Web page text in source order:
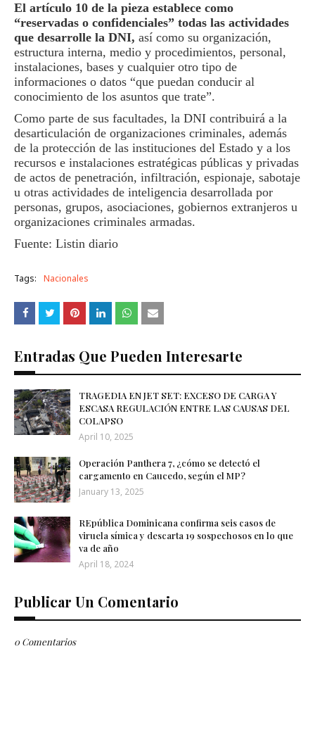
El artículo 10 de la pieza establece como
“reservadas o confidenciales” todas las actividades
que desarrolle la DNI, así como su organización,
estructura interna, medio y procedimientos, personal,
instalaciones, bases y cualquier otro tipo de
informaciones o datos “que puedan conducir al
conocimiento de los asuntos que trate”.
Como parte de sus facultades, la DNI contribuirá a la
desarticulación de organizaciones criminales, además
de la protección de las instituciones del Estado y a los
recursos e instalaciones estratégicas públicas y privadas
de actos de penetración, infiltración, espionaje, sabotaje
u otras actividades de inteligencia desarrollada por
personas, grupos, asociaciones, gobiernos extranjeros u
organizaciones criminales armadas.
Fuente: Listin diario
Tags: Nacionales
Entradas Que Pueden Interesarte
TRAGEDIA EN JET SET: EXCESO DE CARGA Y
ESCASA REGULACIÓN ENTRE LAS CAUSAS DEL
COLAPSO
April 10, 2025
Operación Panthera 7, ¿cómo se detectó el
cargamento en Caucedo, según el MP?
January 13, 2025
REpública Dominicana confirma seis casos de
viruela símica y descarta 19 sospechosos en lo que
va de año
April 18, 2024
Publicar Un Comentario
0 Comentarios